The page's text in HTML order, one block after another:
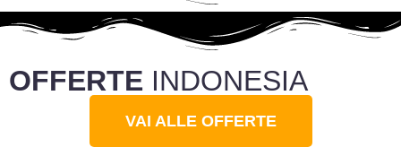
OFFERTE INDONESIA
VAI ALLE OFFERTE